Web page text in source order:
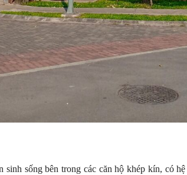
sống bên trong các căn hộ khép kín, có